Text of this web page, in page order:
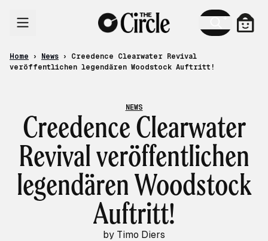
Cart
Home › News ›
Creedence Clearwater Revival
veröffentlichen legendären Woodstock Auftritt!
NEWS
Creedence Clearwater
Revival veröffentlichen
legendären Woodstock
Auftritt!
by Timo Diers